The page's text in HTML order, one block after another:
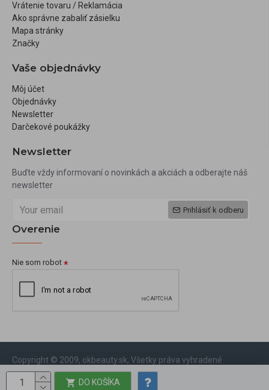
DO KOŠÍKA
Vrátenie tovaru / Reklamácia
Ako správne zabaliť zásielku
Mapa stránky
Značky
Vaše objednávky
Môj účet
Objednávky
Newsletter
Darčekové poukážky
Newsletter
Buďte vždy informovaní o novinkách a akciách a odberajte náš
newsletter
Prihlásiť k odberu
Overenie
Nie som robot
Copyright © 2009, okbeauty.sk, Všetky práva vyhradené